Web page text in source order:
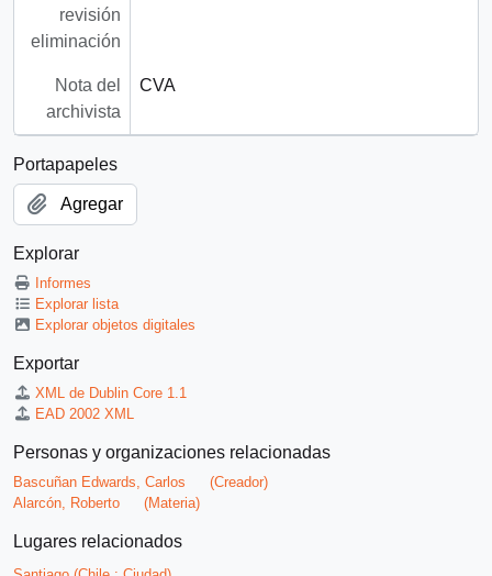
revisión
eliminación
Nota del
archivista
CVA
Portapapeles
Agregar
Explorar
Informes
Explorar lista
Explorar objetos digitales
Exportar
XML de Dublin Core 1.1
EAD 2002 XML
Personas y organizaciones relacionadas
Bascuñan Edwards, Carlos
(Creador)
Alarcón, Roberto
(Materia)
Lugares relacionados